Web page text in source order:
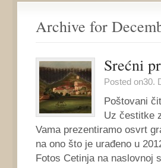
Archive for
Srećni
Posted on30.
Poštovani
Uz čestitke
Vama prezentiramo osvrt
na ono što je urađeno u
Fotos Cetinja na naslovnoj